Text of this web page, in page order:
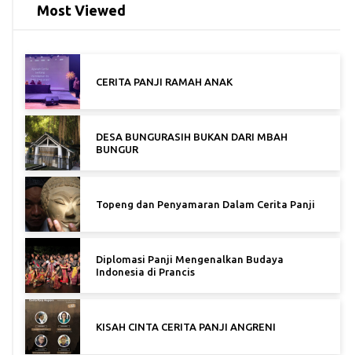
Most Viewed
CERITA PANJI RAMAH ANAK
DESA BUNGURASIH BUKAN DARI MBAH
BUNGUR
Topeng dan Penyamaran Dalam Cerita Panji
Diplomasi Panji Mengenalkan Budaya
Indonesia di Prancis
KISAH CINTA CERITA PANJI ANGRENI